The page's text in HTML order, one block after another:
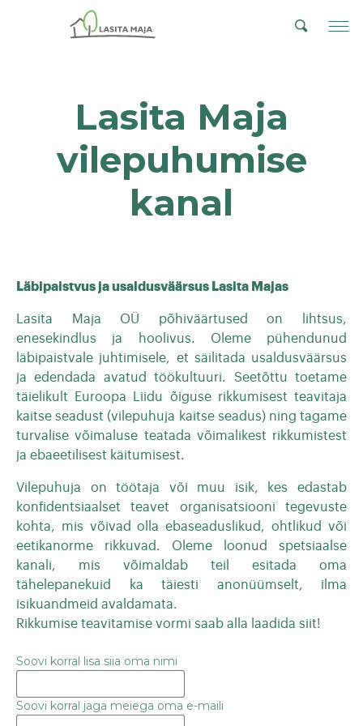
Lasita Maja
vilepuhumise
kanal
Läbipaistvus ja usaldusväärsus Lasita Majas
Lasita Maja OÜ põhiväärtused on lihtsus,
enesekindlus ja hoolivus. Oleme pühendunud
läbipaistvale juhtimisele, et säilitada usaldusväärsus
ja edendada avatud töökultuuri. Seetõttu toetame
täielikult Euroopa Liidu õiguse rikkumisest teavitaja
kaitse seadust (vilepuhuja kaitse seadus) ning tagame
turvalise võimaluse teatada võimalikest rikkumistest
ja ebaeetilisest käitumisest.
Vilepuhuja on töötaja või muu isik, kes edastab
konfidentsiaalset teavet organisatsiooni tegevuste
kohta, mis võivad olla ebaseaduslikud, ohtlikud või
eetikanorme rikkuvad. Oleme loonud spetsiaalse
kanali, mis võimaldab teil esitada oma
tähelepanekuid ka täiesti anonüümselt, ilma
isikuandmeid avaldamata.
Rikkumise teavitamise vormi saab alla laadida siit!
Soovi korral lisa siia oma nimi
Soovi korral jaga meiega oma e-maili